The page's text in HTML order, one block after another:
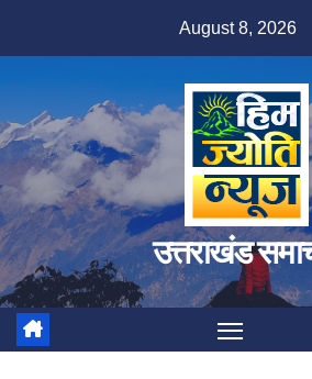
August 8, 2026
उत्तराखंड